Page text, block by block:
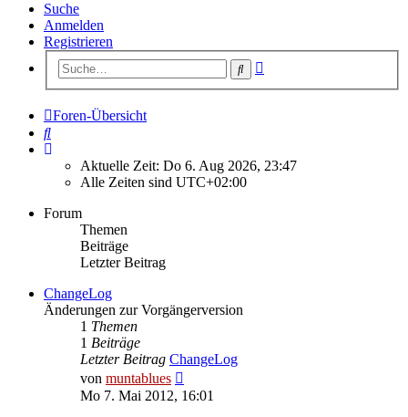
Suche
Anmelden
Registrieren
Suche
Foren-Übersicht
Suche
Aktuelle Zeit: Do 6. Aug 2026, 23:47
Alle Zeiten sind UTC+02:00
Forum
Themen
Beiträge
Letzter Beitrag
ChangeLog
Änderungen zur Vorgängerversion
1 Themen
1 Beiträge
Letzter Beitrag ChangeLog
von muntablues
Beitrag
Mo 7. Mai 2012, 16:01